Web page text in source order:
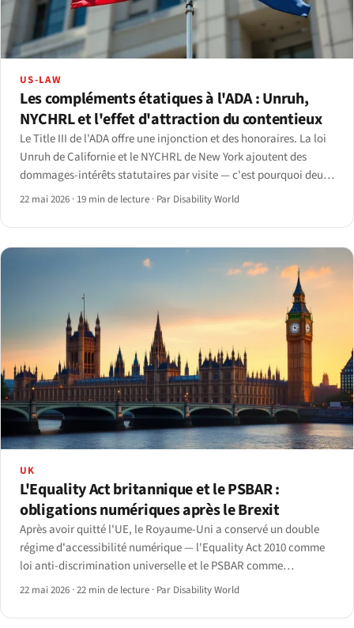
US-LAW
Les compléments étatiques à l'ADA : Unruh,
NYCHRL et l'effet d'attraction du contentieux
Le Title III de l'ADA offre une injonction et des honoraires. La loi
Unruh de Californie et le NYCHRL de New York ajoutent des
dommages-intérêts statutaires par visite — c'est pourquoi deux
États concentrent l'essentiel des plaintes en accessibilité web.
22 mai 2026 · 19 min de lecture · Par Disability World
UK
L'Equality Act britannique et le PSBAR :
obligations numériques après le Brexit
Après avoir quitté l'UE, le Royaume-Uni a conservé un double
régime d'accessibilité numérique — l'Equality Act 2010 comme
loi anti-discrimination universelle et le PSBAR comme
réglementation du secteur public transposant la Directive sur
22 mai 2026 ·22 min de lecture · Par Disability World